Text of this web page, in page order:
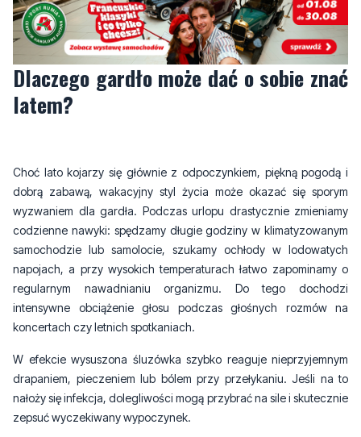
Dlaczego gardło może dać o sobie znać
latem?
Choć lato kojarzy się głównie z odpoczynkiem, piękną pogodą i
dobrą zabawą, wakacyjny styl życia może okazać się sporym
wyzwaniem dla gardła. Podczas urlopu drastycznie zmieniamy
codzienne nawyki: spędzamy długie godziny w klimatyzowanym
samochodzie lub samolocie, szukamy ochłody w lodowatych
napojach, a przy wysokich temperaturach łatwo zapominamy o
regularnym nawadnianiu organizmu. Do tego dochodzi
intensywne obciążenie głosu podczas głośnych rozmów na
koncertach czy letnich spotkaniach.
W efekcie wysuszona śluzówka szybko reaguje nieprzyjemnym
drapaniem, pieczeniem lub bólem przy przełykaniu. Jeśli na to
nałoży się infekcja, dolegliwości mogą przybrać na sile i skutecznie
zepsuć wyczekiwany wypoczynek.